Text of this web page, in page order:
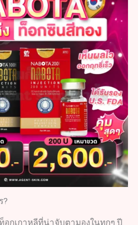
?
อกเกาหลีที่น่าจับตามองในทุกๆ ปี